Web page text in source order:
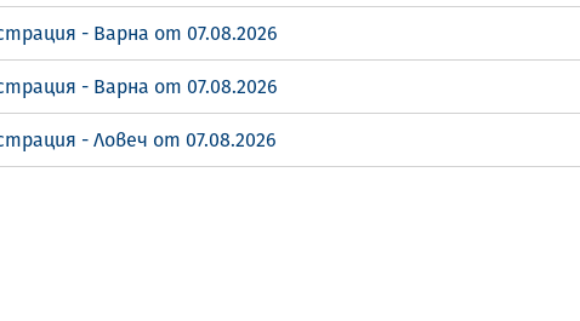
- Варна от 07.08.2026
- Варна от 07.08.2026
- Ловеч от 07.08.2026